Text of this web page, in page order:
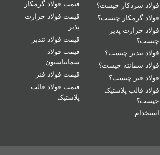
فولاد سردکار چیست؟
فولاد گرمکار چیست؟
فولاد حرارت پذیر
چیست؟
فولاد تندبر چیست؟
فولاد سمانته چیست؟
فولاد فنر چیست؟
فولاد قالب پلاستیک
چیست؟
استخدام
قیمت فولاد گرمکار
قیمت فولاد حرارت
پذیر
قیمت فولاد تندبر
قیمت فولاد
سمانتاسیون
قیمت فولاد فنر
قیمت فولاد قالب
پلاستیک